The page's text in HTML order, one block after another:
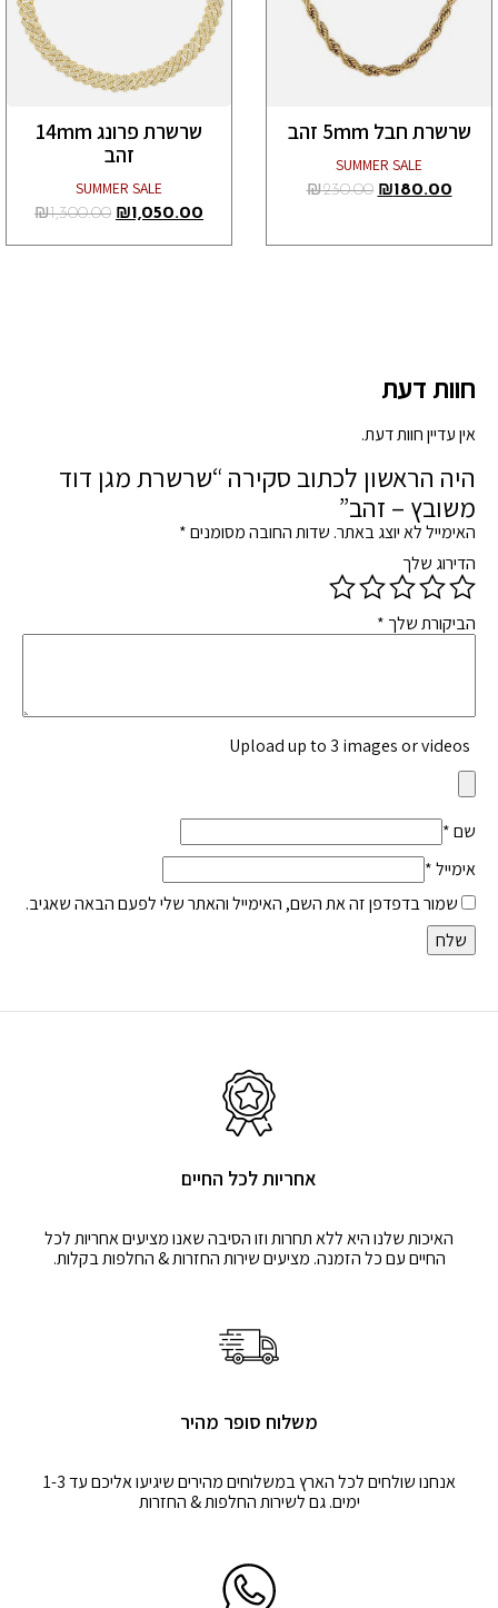
שרשרת חבל 5mm זהב
SUMMER SALE
₪180.00
₪230.00
שרשרת פרונג 14mm
זהב
SUMMER SALE
₪1,050.00
₪1,300.00
חוות דעת
אין עדיין חוות דעת.
היה הראשון לכתוב סקירה “שרשרת מגן דוד
משובץ – זהב”
האימייל לא יוצג באתר. שדות החובה מסומנים*
הדירוג שלך
הביקורת שלך *
Upload up to 3 images or videos
שם*
אימייל*
שמור בדפדפן זה את השם, האימייל והאתר שלי לפעם הבאה שאגיב.
אחריות לכל החיים
האיכות שלנו היא ללא תחרות וזו הסיבה שאנו מציעים אחריות לכל
החיים עם כל הזמנה. מציעים שירות החזרות & החלפות בקלות.
משלוח סופר מהיר
אנחנו שולחים לכל הארץ במשלוחים מהירים שיגיעו אליכם עד 1-3
ימים. גם לשירות החלפות & החזרות